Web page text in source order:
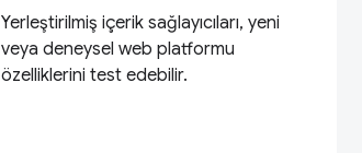
Yerleştirilmiş içerik sağlayıcıları, yeni
veya deneysel web platformu
özelliklerini test edebilir.